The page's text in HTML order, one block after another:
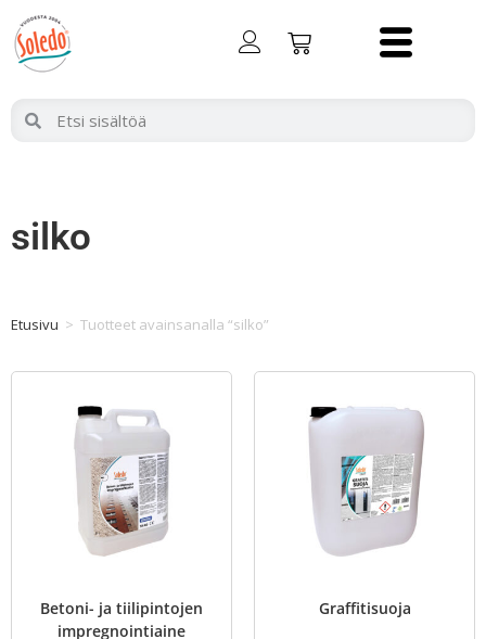
silko
Etusivu > Tuotteet avainsanalla “silko”
Betoni- ja tiilipintojen
impregnointiaine
Graffitisuoja